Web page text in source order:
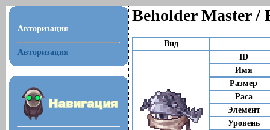
Авторизация
Авторизация
Beholder Master /
Вид
ID
Имя
Размер
Раса
Элемент
Уровень